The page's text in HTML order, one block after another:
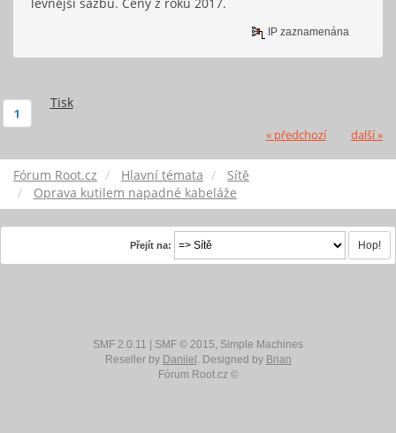
IP zaznamenána
Tisk
1
« předchozí další »
Fórum Root.cz Hlavní témata
Sítě
Oprava kutilem napadné kabeláže
Přejít na:
SMF 2.0.11 SMF © 2015, Simple Machines
Reseller by Daniiel . Designed by Brian
Fórum Root.cz ©